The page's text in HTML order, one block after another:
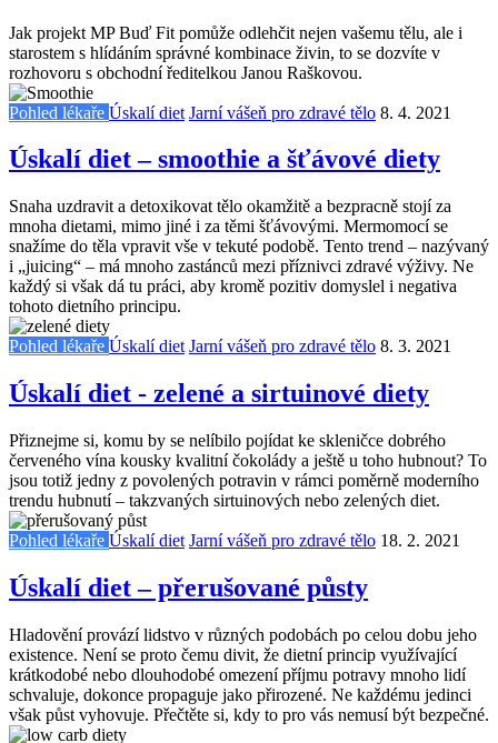
Jak projekt MP Buď Fit pomůže odlehčit nejen vašemu tělu, ale i
starostem s hlídáním správné kombinace živin, to se dozvíte v
rozhovoru s obchodní ředitelkou Janou Raškovou.
Pohled lékaře Úskalí diet Jarní vášeň pro zdravé tělo 8. 4. 2021
Úskalí diet – smoothie a šťávové diety
Snaha uzdravit a detoxikovat tělo okamžitě a bezpracně stojí za
mnoha dietami, mimo jiné i za těmi šťávovými. Mermomocí se
snažíme do těla vpravit vše v tekuté podobě. Tento trend – nazývaný
i „juicing“ – má mnoho zastánců mezi příznivci zdravé výživy. Ne
každý si však dá tu práci, aby kromě pozitiv domyslel i negativa
tohoto dietního principu.
Pohled lékaře Úskalí diet Jarní vášeň pro zdravé tělo 8. 3. 2021
Úskalí diet - zelené a sirtuinové diety
Přiznejme si, komu by se nelíbilo pojídat ke skleničce dobrého
červeného vína kousky kvalitní čokolády a ještě u toho hubnout? To
jsou totiž jedny z povolených potravin v rámci poměrně moderního
trendu hubnutí – takzvaných sirtuinových nebo zelených diet.
Pohled lékaře Úskalí diet Jarní vášeň pro zdravé tělo 18. 2. 2021
Úskalí diet – přerušované půsty
Hladovění provází lidstvo v různých podobách po celou dobu jeho
existence. Není se proto čemu divit, že dietní princip využívající
krátkodobé nebo dlouhodobé omezení příjmu potravy mnoho lidí
schvaluje, dokonce propaguje jako přirozené. Ne každému jedinci
však půst vyhovuje. Přečtěte si, kdy to pro vás nemusí být bezpečné.